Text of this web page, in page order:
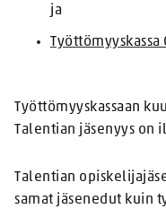
ja
Työttömyyskassa
Työttömyyskassaan
Talentian jäsenyys on
Talentian
samat jäsenedut kuin